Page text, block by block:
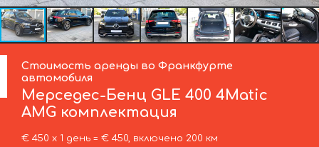
Стоимость аренды во Франкфурте
автомобиля
Мерседес-Бенц GLE 400 4Matic
AMG комплектация
€ 450 х 1 день = € 450, включено 200 км